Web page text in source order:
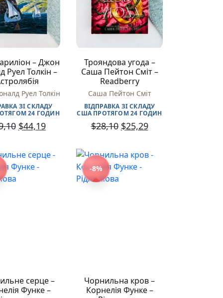
– Джон
Руел Толкін –
Руел Толкін
ЗІ СКЛАДУ
24 ГОДИН
$44,19
Трояндова угода –
Саша Пейтон Сміт –
Readberry
Саша Пейтон Сміт
ВІДПРАВКА ЗІ СКЛАДУ
США ПРОТЯГОМ 24 ГОДИН
$28,10 $25,29
серце –
Функе –
-8%
Чорнильна кров –
Корнелія Функе –